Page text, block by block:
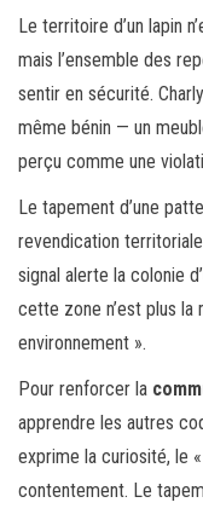
Le territoire d’un lapin
mais l’ensemble des
sentir en sécurité.
même bénin — un
perçu comme une
Le tapement d’une
revendication
signal alerte la colonie
cette zone n’est plus la
environnement ».
Pour renforcer la
apprendre les autres
exprime la curiosité, le
contentement. Le